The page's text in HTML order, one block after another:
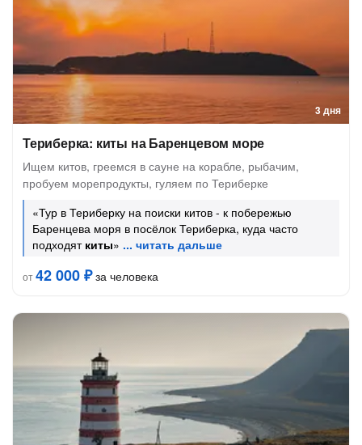
3 дня
Териберка: киты на Баренцевом море
Ищем китов, греемся в сауне на корабле, рыбачим,
пробуем морепродукты, гуляем по Териберке
«Тур в Териберку на поиски китов - к побережью
Баренцева моря в посёлок Териберка, куда часто
подходят киты»
от42 000 ₽за человека